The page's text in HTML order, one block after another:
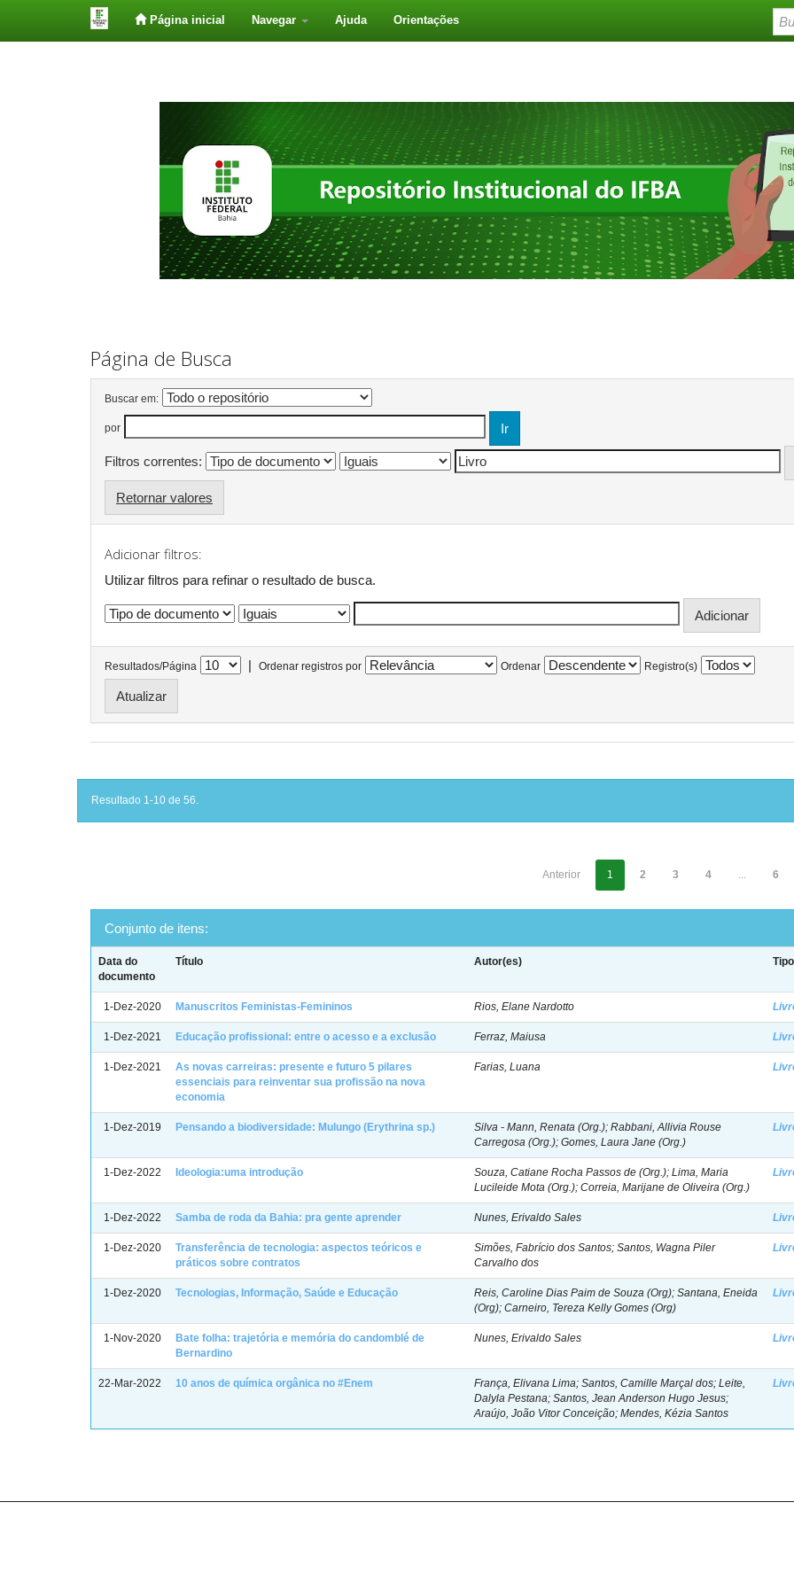
Página inicial Navegar Ajuda Orientações
Página de Busca
Buscar em:
por
Filtros correntes:
Retornar valores
Adicionar filtros:
Utilizar filtros para refinar o resultado de busca.
Resultados/Página | Ordenar registros por Ordenar Registro(s)
Resultado 1-10 de 56.
Anterior 1 2 3 4 ... 6
Conjunto de itens:
Data do
documento
Título Autor(es) Tipo
1-Dez-2020 Manuscritos Feministas-Femininos Rios, Elane Nardotto
1-Dez-2021 Educação profissional: entre o acesso e a exclusão Ferraz, Maiusa
1-Dez-2021
As novas carreiras: presente e futuro 5 pilares
essenciais para reinventar sua profissão na nova
economia
Farias, Luana
1-Dez-2019 Pensando a biodiversidade: Mulungo (Erythrina sp.)
Silva - Mann, Renata (Org.); Rabbani, Allivia Rouse
Carregosa (Org.); Gomes, Laura Jane (Org.)
1-Dez-2022 Ideologia:uma introdução
Souza, Catiane Rocha Passos de (Org.); Lima, Maria
Lucileide Mota (Org.); Correia, Marijane de Oliveira (Org.)
1-Dez-2022 Samba de roda da Bahia: pra gente aprender Nunes, Erivaldo Sales
1-Dez-2020
Transferência de tecnologia: aspectos teóricos e
práticos sobre contratos
Simões, Fabrício dos Santos; Santos, Wagna Piler
Carvalho dos
1-Dez-2020 Tecnologias, Informação, Saúde e Educação
Reis, Caroline Dias Paim de Souza (Org); Santana, Eneida
(Org); Carneiro, Tereza Kelly Gomes (Org)
1-Nov-2020
Bate folha: trajetória e memória do candomblé de
Bernardino
Nunes, Erivaldo Sales
22-Mar-2022 10 anos de química orgânica no #Enem
França, Elivana Lima; Santos, Camille Marçal dos; Leite,
Dalyla Pestana; Santos, Jean Anderson Hugo Jesus;
Araújo, João Vitor Conceição; Mendes, Kézia Santos